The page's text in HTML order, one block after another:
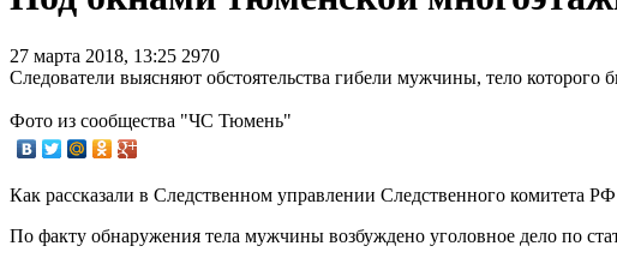
27 марта 2018, 13:25 2970
Следователи выясняют обстоятельства гибели мужчины, тело
Фото из сообщества "ЧС Тюмень"
Как рассказали в Следственном управлении Следственного комитета
По факту обнаружения тела мужчины возбуждено уголовное дело по